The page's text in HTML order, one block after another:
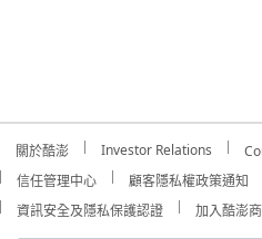
關於酷澎 Investor Relations
信任管理中心
顧客隱私權政策通知
資訊安全及隱私保護認證
加入酷澎